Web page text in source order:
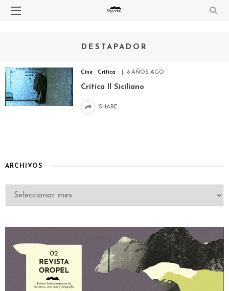
DESTAPADOR
Cine Crítica 8 AÑOS AGO
Crítica Il Siciliano
SHARE
ARCHIVOS